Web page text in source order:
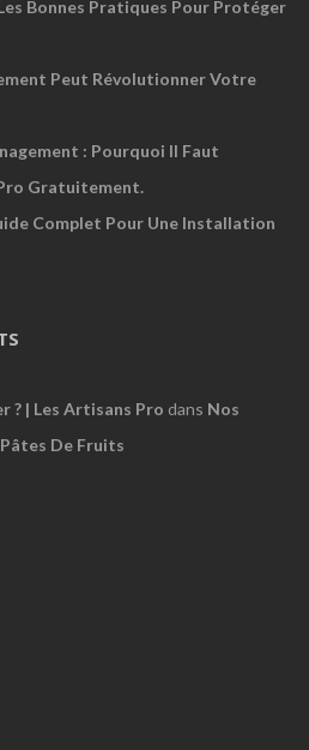
Bonnes Pratiques Pour Protéger
Peut Révolutionner Votre
: Pourquoi Il Faut
Gratuitement.
Complet Pour Une Installation
? | Les Artisans Pro dans Nos
De Fruits